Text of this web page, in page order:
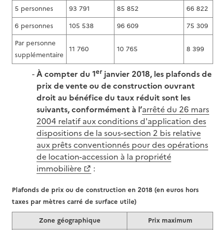
5 personnes
93 791 85 852
66 822
6 personnes
105 538 96 609
75 309
Par personne
supplémentaire
11 760 10 765 8 399
À compter du 1erjanvier 2018, les plafonds de
prix de vente ou de construction ouvrant
droit au bénéfice du taux réduit sont les
suivants, conformément à l’arrêté du 26 mars
2004 relatif aux conditions d'application des
dispositions de la sous-section 2 bis relative
aux prêts conventionnés pour des opérations
de location-accession à la propriété
immobilière
:
Zone géographique
Prix maximum
Plafonds de prix ou de construction en 2018 (en euros hors
taxes par mètres carré de surface utile)